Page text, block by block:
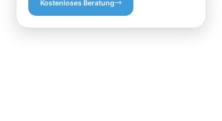
Kostenloses Beratung